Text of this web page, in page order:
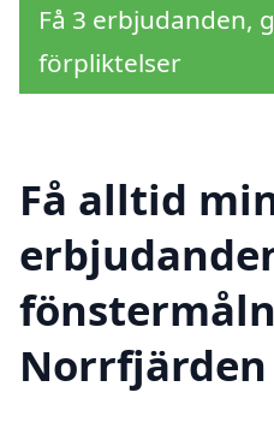
Få 3 erbjudanden,
förpliktelser
Få alltid
Norrfjärden